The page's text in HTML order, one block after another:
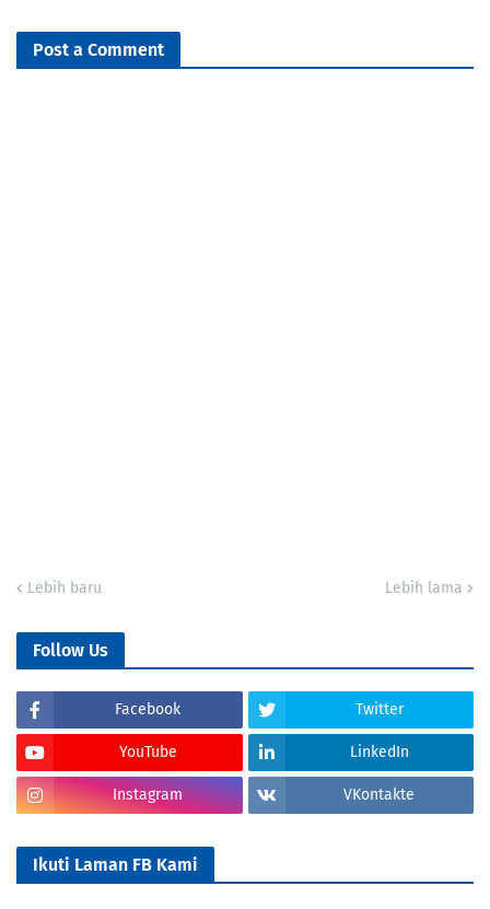
Post a Comment
Lebih baru Lebih lama
Follow Us
Facebook Twitter
YouTube LinkedIn
Instagram VKontakte
Ikuti Laman FB Kami